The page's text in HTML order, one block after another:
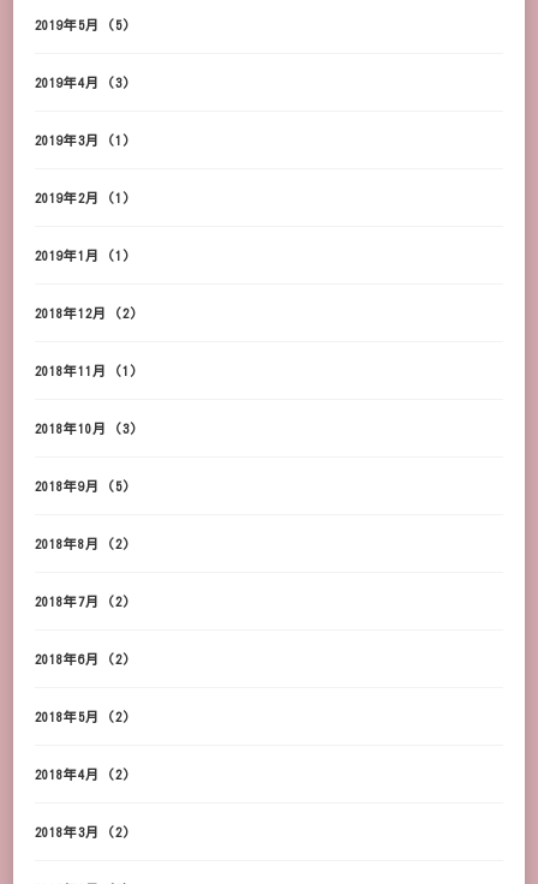
2019年5月 (5)
2019年4月 (3)
2019年3月 (1)
2019年2月 (1)
2019年1月 (1)
2018年12月 (2)
2018年11月 (1)
2018年10月 (3)
2018年9月 (5)
2018年8月 (2)
2018年7月 (2)
2018年6月 (2)
2018年5月 (2)
2018年4月 (2)
2018年3月 (2)